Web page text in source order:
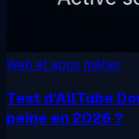
Web et apps métier
Test d'AllTube
peine en 2026 ?